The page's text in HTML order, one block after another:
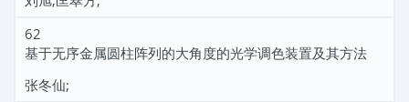
62
基于无序金属圆柱阵列的大角度的光学调色装置及其方法
张冬仙;